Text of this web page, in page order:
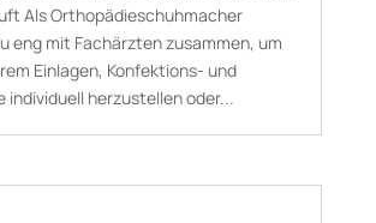
Als Orthopädieschuhmacher
eng mit Fachärzten zusammen, um
Einlagen, Konfektions- und
individuell herzustellen oder...